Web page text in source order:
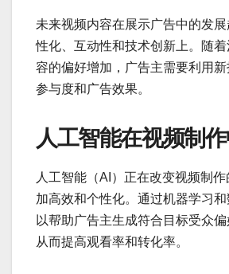
未来视频内容在展示广告中的发
性化、互动性和技术创新上。随
容的偏好增加，广告主需要利用
参与度和广告效果。
人工智能在视频制
人工智能（AI）正在改变视频制
加高效和个性化。通过机器学习
以帮助广告主生成符合目标受众偏
从而提高观看率和转化率。